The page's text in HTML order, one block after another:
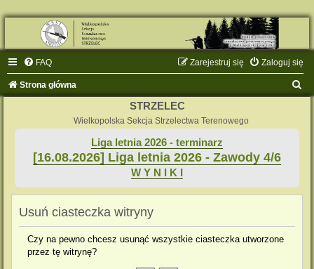
FAQ Zaloguj się
Zarejestruj się
Strona główna
STRZELEC
Wielkopolska Sekcja Strzelectwa Terenowego
Liga letnia 2026 - terminarz
[16.08.2026] Liga letnia 2026 - Zawody 4/6
W Y N I K I
Usuń ciasteczka witryny
Czy na pewno chcesz usunąć wszystkie ciasteczka utworzone
przez tę witrynę?